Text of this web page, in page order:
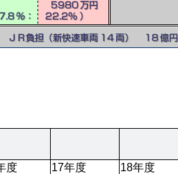
度 17年度 18年度